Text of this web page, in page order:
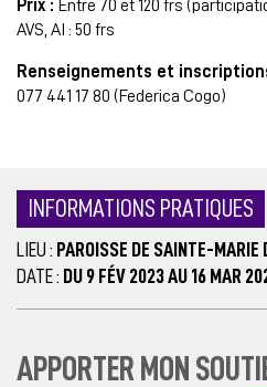
Prix : Entre 70 et 120 frs
AVS, AI : 50 frs
Renseignements et
077 441 17 80 (Federica Cogo)
INFORMATIONS PRATIQUES
LIEU : PAROISSE DE SAINTE-MARIE
DATE : DU 9 FÉV 2023 AU 16 MAR
APPORTER MON